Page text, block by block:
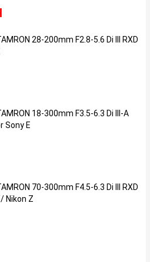
màn hình 6.7 inch cùng tấm
định dạng Dolby Vision vô cùng
đa của iPhone 15 Plus có thể đạt
nắng trực tiếp, cao gấp đôi so với
F2.8-5.6 Di III RXD
F3.5-6.3 Di III-A
Sony E
F4.5-6.3 Di III RXD
Nikon Z